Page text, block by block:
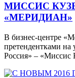
МИССИС
«МЕРИДИАН»
В бизнес-центре
претендентками на
Россия» – «Миссис